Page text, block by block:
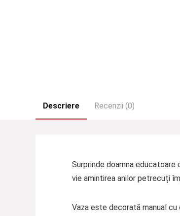
Descriere Recenzii (0)
Surprinde doamna educatoare
vie amintirea anilor petrecuți
Vaza este decorată manual